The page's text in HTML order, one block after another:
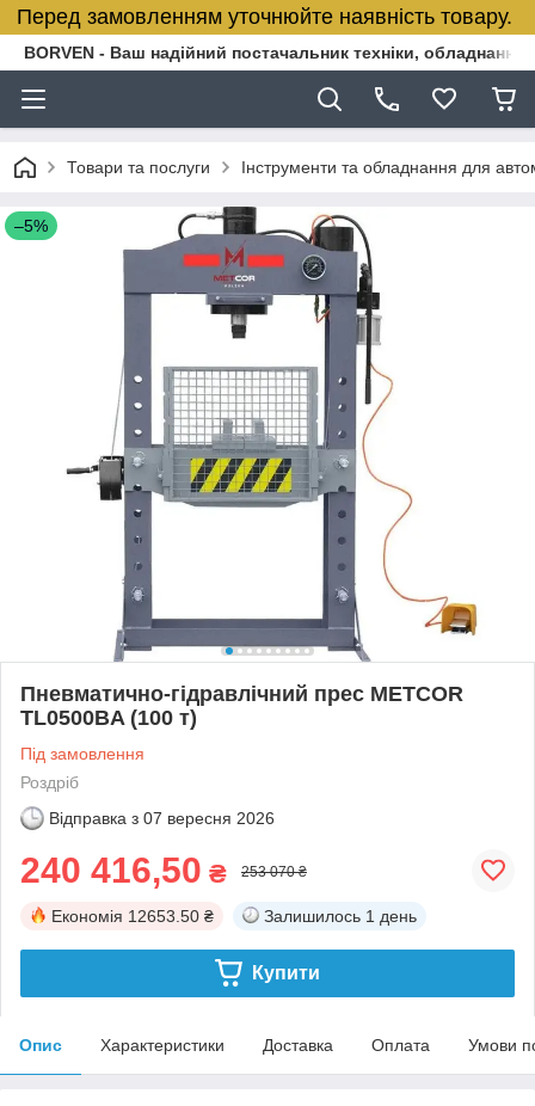
Перед замовленням уточнюйте наявність товару.
BORVEN - Ваш надійний постачальник техніки, обладнання
Товари та послуги Інструменти та обладнання для
–5%
Пневматично-гідравлічний прес METCOR
TL0500BA (100 т)
Під замовлення
Роздріб
Відправка з 07 вересня 2026
240 416,50 ₴ 253 070 ₴
Економія 12653.50 ₴ Залишилось 1 день
Купити
Опис Характеристики Доставка Оплата Умови